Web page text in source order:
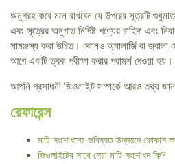
অনুগ্রহ করে মনে রাখবেন যে উপরের সূত্রটি
এবং সূত্রের অনুপাত নির্দিষ্ট পণ্যের চাহিদা এবং
সামঞ্জস্য করা উচিত। কোনও অ্যালার্জি বা জ্বালা
আগে একটি ত্বক পরীক্ষা করার পরামর্শ দেওয়া হয়।
আপনি প্রসাধনী জিওলাইট সম্পর্কে আরও তথ্য
রেফারেন্স
মাটি সংশোধনের ভবিষ্যত উন্নয়নে ফোকাস
জিওলাইটের সাথে সেরা মাটি সংশোধন কি?